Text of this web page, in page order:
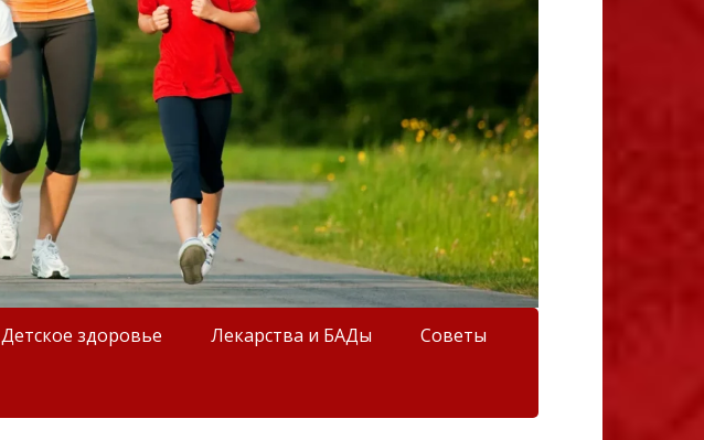
Детское здоровье Лекарства и БАДы Советы